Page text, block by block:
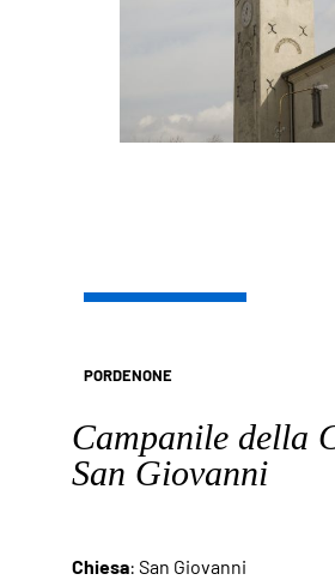
PORDENONE
Campanile della
San Giovanni
Chiesa: San Giovanni